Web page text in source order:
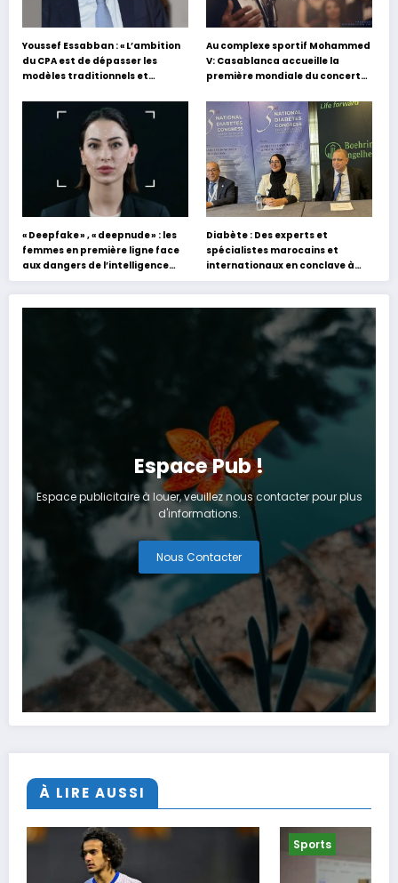
Youssef Essabban : « L’ambition
du CPA est de dépasser les
modèles traditionnels et
s’appuyant sur le partage des
expériences »
Au complexe sportif Mohammed
V: Casablanca accueille la
première mondiale du concert
« Deepfake » , « deepnude » : les
femmes en première ligne face
aux dangers de l’intelligence
artificielle
Diabète : Des experts et
spécialistes marocains et
internationaux en conclave à
Tanger
Espace Pub !
Espace publicitaire à louer, veuillez nous contacter pour plus
d'informations.
Nous Contacter
À LIRE AUSSI
Sports